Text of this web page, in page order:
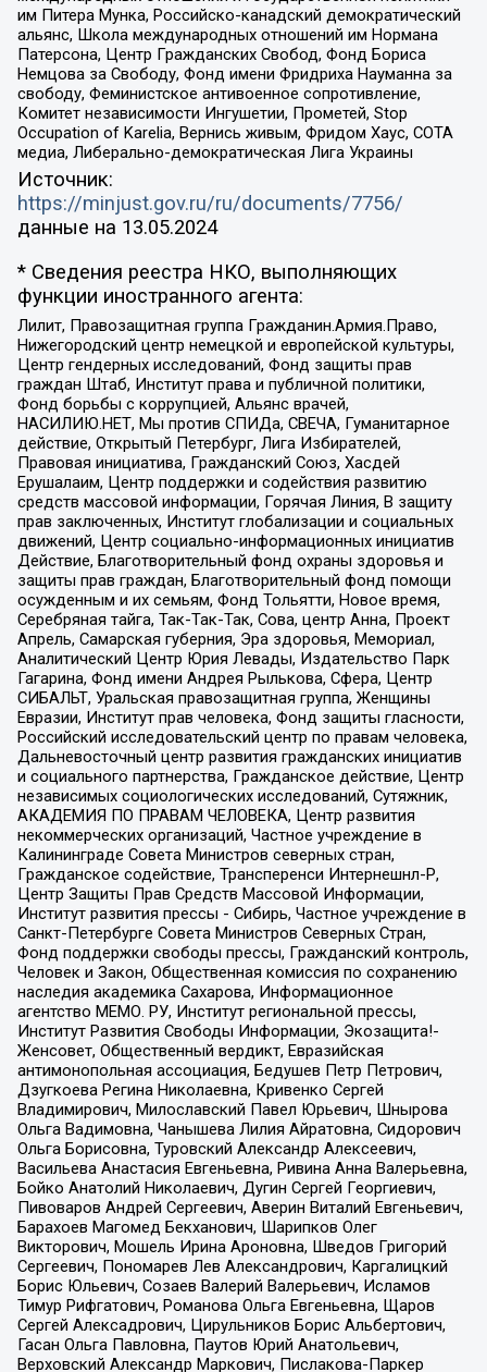
им Питера Мунка, Российско-канадский демократический
альянс, Школа международных отношений им Нормана
Патерсона, Центр Гражданских Свобод, Фонд Бориса
Немцова за Свободу, Фонд имени Фридриха Науманна за
свободу, Феминистское антивоенное сопротивление,
Комитет независимости Ингушетии, Прометей, Stop
Occupation of Karelia, Вернись живым, Фридом Хаус, СОТА
медиа, Либерально-демократическая Лига Украины
Источник:
https://minjust.gov.ru/ru/documents/7756/
данные на 13.05.2024
* Сведения реестра НКО, выполняющих
функции иностранного агента:
Лилит, Правозащитная группа Гражданин.Армия.Право,
Нижегородский центр немецкой и европейской культуры,
Центр гендерных исследований, Фонд защиты прав
граждан Штаб, Институт права и публичной политики,
Фонд борьбы с коррупцией, Альянс врачей,
НАСИЛИЮ.НЕТ, Мы против СПИДа, СВЕЧА, Гуманитарное
действие, Открытый Петербург, Лига Избирателей,
Правовая инициатива, Гражданский Союз, Хасдей
Ерушалаим, Центр поддержки и содействия развитию
средств массовой информации, Горячая Линия, В защиту
прав заключенных, Институт глобализации и социальных
движений, Центр социально-информационных инициатив
Действие, Благотворительный фонд охраны здоровья и
защиты прав граждан, Благотворительный фонд помощи
осужденным и их семьям, Фонд Тольятти, Новое время,
Серебряная тайга, Так-Так-Так, Сова, центр Анна, Проект
Апрель, Самарская губерния, Эра здоровья, Мемориал,
Аналитический Центр Юрия Левады, Издательство Парк
Гагарина, Фонд имени Андрея Рылькова, Сфера, Центр
СИБАЛЬТ, Уральская правозащитная группа, Женщины
Евразии, Институт прав человека, Фонд защиты гласности,
Российский исследовательский центр по правам человека,
Дальневосточный центр развития гражданских инициатив
и социального партнерства, Гражданское действие, Центр
независимых социологических исследований, Сутяжник,
АКАДЕМИЯ ПО ПРАВАМ ЧЕЛОВЕКА, Центр развития
некоммерческих организаций, Частное учреждение в
Калининграде Совета Министров северных стран,
Гражданское содействие, Трансперенси Интернешнл-Р,
Центр Защиты Прав Средств Массовой Информации,
Институт развития прессы - Сибирь, Частное учреждение в
Санкт-Петербурге Совета Министров Северных Стран,
Фонд поддержки свободы прессы, Гражданский контроль,
Человек и Закон, Общественная комиссия по сохранению
наследия академика Сахарова, Информационное
агентство МЕМО. РУ, Институт региональной прессы,
Институт Развития Свободы Информации, Экозащита!-
Женсовет, Общественный вердикт, Евразийская
антимонопольная ассоциация, Бедушев Петр Петрович,
Дзугкоева Регина Николаевна, Кривенко Сергей
Владимирович, Милославский Павел Юрьевич, Шнырова
Ольга Вадимовна, Чанышева Лилия Айратовна, Сидорович
Ольга Борисовна, Туровский Александр Алексеевич,
Васильева Анастасия Евгеньевна, Ривина Анна Валерьевна,
Бойко Анатолий Николаевич, Дугин Сергей Георгиевич,
Пивоваров Андрей Сергеевич, Аверин Виталий Евгеньевич,
Барахоев Магомед Бекханович, Шарипков Олег
Викторович, Мошель Ирина Ароновна, Шведов Григорий
Сергеевич, Пономарев Лев Александрович, Каргалицкий
Борис Юльевич, Созаев Валерий Валерьевич, Исламов
Тимур Рифгатович, Романова Ольга Евгеньевна, Щаров
Сергей Алексадрович, Цирульников Борис Альбертович,
Гасан Ольга Павловна, Паутов Юрий Анатольевич,
Верховский Александр Маркович, Пислакова-Паркер